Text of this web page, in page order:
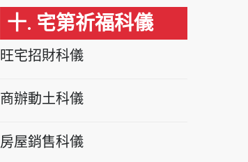
十. 宅第祈福科儀
旺宅招財科儀
商辦動土科儀
房屋銷售科儀